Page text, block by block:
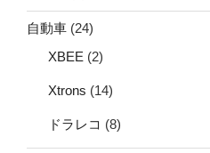
自動車 (24)
XBEE (2)
Xtrons (14)
ドラレコ (8)